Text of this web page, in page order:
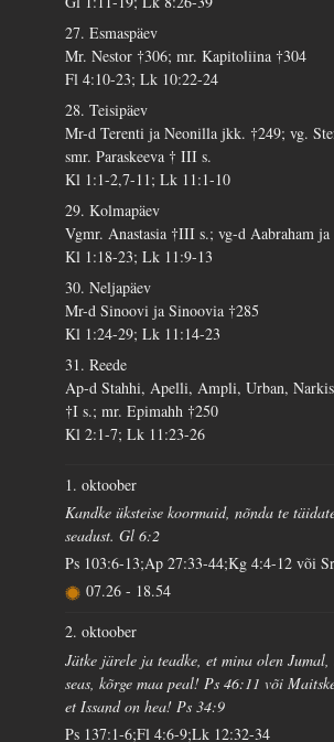
27. Esmaspäev
Mr. Nestor †306; mr. Kapitoliina †304
Fl 4:10-23; Lk 10:22-24
28. Teisipäev
Mr-d Terenti ja Neonilla jkk. †249; vg.
smr. Paraskeeva † III s.
Kl 1:1-2,7-11; Lk 11:1-10
29. Kolmapäev
Vgmr. Anastasia †III s.; vg-d Aabraham
Kl 1:18-23; Lk 11:9-13
30. Neljapäev
Mr-d Sinoovi ja Sinoovia †285
Kl 1:24-29; Lk 11:14-23
31. Reede
Ap-d Stahhi, Apelli, Ampli, Urban,
†I s.; mr. Epimahh †250
Kl 2:1-7; Lk 11:23-26
1. oktoober
Kandke üksteise koormaid, nõnda te
seadust. Gl 6:2
Ps 103:6-13;Ap 27:33-44;Kg 4:4-12 või
07.26 - 18.54
2. oktoober
Jätke järele ja teadke, et mina olen Jumal,
seas, kõrge maa peal! Ps 46:11 või
et Issand on hea! Ps 34:9
Ps 137:1-6;Fl 4:6-9;Lk 12:32-34